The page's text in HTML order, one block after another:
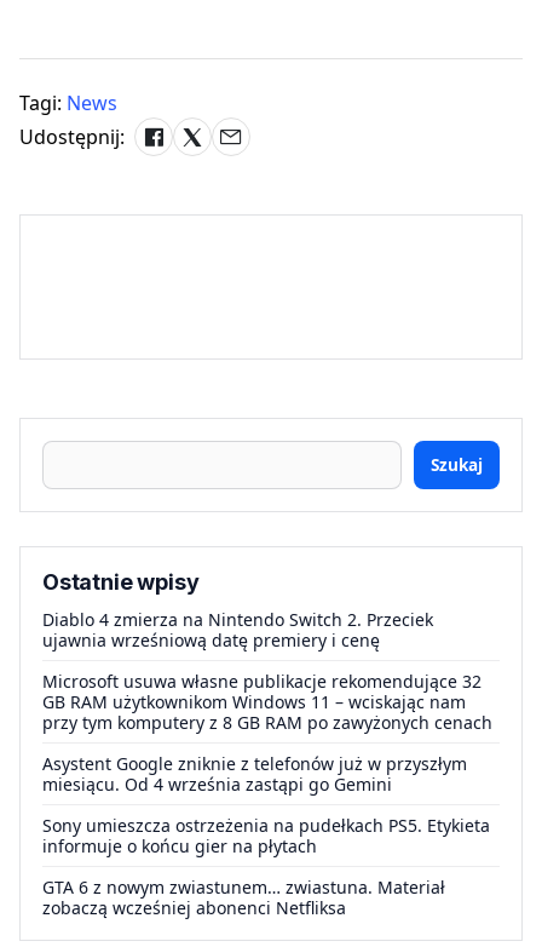
Tagi: News
Udostępnij:
Szukaj
Ostatnie wpisy
Diablo 4 zmierza na Nintendo Switch 2. Przeciek
ujawnia wrześniową datę premiery i cenę
Microsoft usuwa własne publikacje rekomendujące 32
GB RAM użytkownikom Windows 11 – wciskając nam
przy tym komputery z 8 GB RAM po zawyżonych cenach
Asystent Google zniknie z telefonów już w przyszłym
miesiącu. Od 4 września zastąpi go Gemini
Sony umieszcza ostrzeżenia na pudełkach PS5. Etykieta
informuje o końcu gier na płytach
GTA 6 z nowym zwiastunem… zwiastuna. Materiał
zobaczą wcześniej abonenci Netfliksa